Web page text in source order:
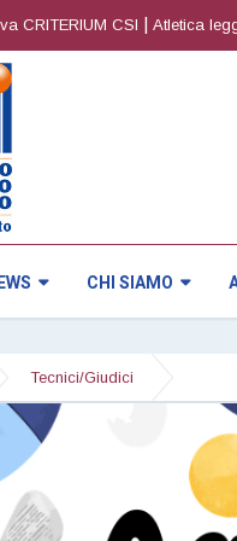
CSI |Atletica
CHI SIAMO
Tecnici/Giudici